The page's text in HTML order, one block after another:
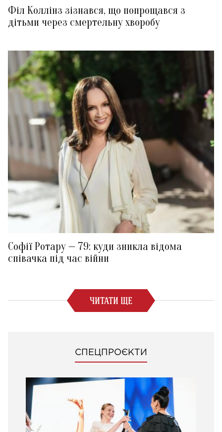
Філ Коллінз зізнався, що попрощався з
дітьми через смертельну хворобу
Софії Ротару — 79: куди зникла відома
співачка під час війни
ЧИТАТИ ЩЕ
СПЕЦПРОЄКТИ